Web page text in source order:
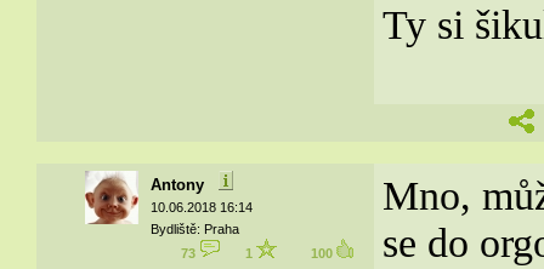
Ty si
Antony
10.06.2018 16:14
Bydliště: Praha
73
1 100
Mno,
se do